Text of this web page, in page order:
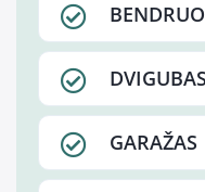
GARAŽAS